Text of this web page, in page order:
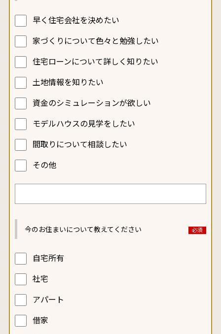
早く住宅会社を決めたい
家づくりについて色々と勉強したい
住宅ローンについて詳しく知りたい
土地情報を知りたい
資金のシミュレーションが欲しい
モデルハウスの見学をしたい
間取りについて相談したい
その他
今のお住まいについて教えてください
自宅所有
社宅
アパート
借家